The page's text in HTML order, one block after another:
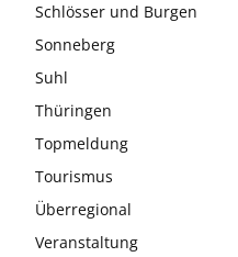
Schlösser und Burgen
Sonneberg
Suhl
Thüringen
Topmeldung
Tourismus
Überregional
Veranstaltung